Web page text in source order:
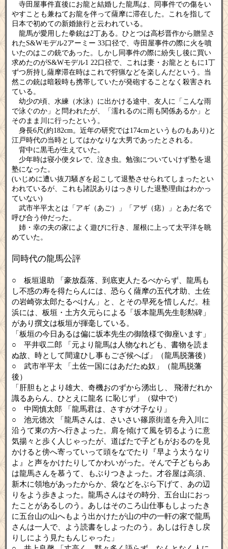
寺田屋事件直後にお龍と結婚した龍馬は、同事件での傷をい
やすことも兼ねてお龍を伴って薩摩に滞在した。これを指して
日本で初めての新婚旅行と云われている。
龍馬が愛用した拳銃は2丁ある。ひとつは高杉晋作から贈呈さ
れたS&Wモデル2アーミー 33口径で、寺田屋事件の際に火を噴
いたのはこの銃であった。しかし同事件の際に紛失し後に買い
求めたのがS&Wモデル1 22口径で、これは妻・お龍とともに1丁
ずつ所持し薩摩滞在時はこれで狩猟などを楽しんだという。当
然この銃は暗殺時も携帯していたが発砲することなく殺害され
ている。
幼少の頃、水練（水泳）に出かける途中、友人に「こんな雨
で泳ぐのか」と問われたが、「濡れるのに雨も関係あるか」と
そのまま川に行ったという。
身長6尺(約182cm。近年の研究では174cmというものもあり)と
江戸時代の当時としてはかなりな大男であったとされる。
背中に黒毛が生えていた。
少年時は寝小便タレで、泣き虫。勉強についていけず塾を退
塾になった。
(いじめに遭い抜刀騒ぎを起こして退塾させられてしまったとい
われているが、これも諸説ありはっきりした退塾理由はわかっ
ていない)
武市半平太とは「アギ（あご）」「アザ（痣）」とあだ名で
呼び合う仲だった。
姉・幸の夫の家によく遊びに行き、屋根に上って太平洋を眺
めていた。
同時代の龍馬公評
○ 板垣退助 「豪放磊落、到底吏人たるべからず、龍馬も
し不惑の寿を得たらんには、恐らく薩摩の五代才助、土佐
の岩崎弥太郎たるべけん」と、とその早死を惜しんだ。桂
浜には、板垣・土方久元らによる「坂本龍馬先生彰勲碑」
があり撰文は板垣が揮毫している。
「板垣の今日あるは偏に坂本先生の御陰様で御座います」
○ 平井収二郎 「元より龍馬は人物なれども、書物を読ま
ぬ故、時として間違ひし事もござ候へば」（龍馬脱藩後）
○ 武市半平太 「土佐一国にはあだたぬ奴」（龍馬脱藩
後）
「肝胆もとより雄大、奇機おのずから湧出し、 飛潜だれか
識るあらん、ひとえに龍名 に恥じず」（獄中で）
○ 中岡慎太郎 「龍馬君は、さすが才子なり」
○ 池元徳次 「龍馬さんは、さいさい篠原街道を舟入川に
沿うて東の方へ行きよった。肩を傾けて風を切るように意
気揚々と歩く人じゃったが、道ばたで子どもがおるのを見
かけると傍へ寄っていって頭をなでたり『早よう太うなり
よ』と声をかけたりしてかわいがった。そんで子どもらあ
は龍馬さんを慕うて、もぶりつきよった。才谷屋は高須、
新木に領地があったからか、袋などをぶら下げて、あの辺
りをよう歩きよった。龍馬さんはその時分、五台山におっ
たことがあるしのう。あしはそのころ山仕事もしよったき
に五台山の山へもよう出かけたが山の中の一軒の家で龍馬
さんは一人で、よう読書をしよったのう。あしは行きし戻
りしによう見たもんじゃった」